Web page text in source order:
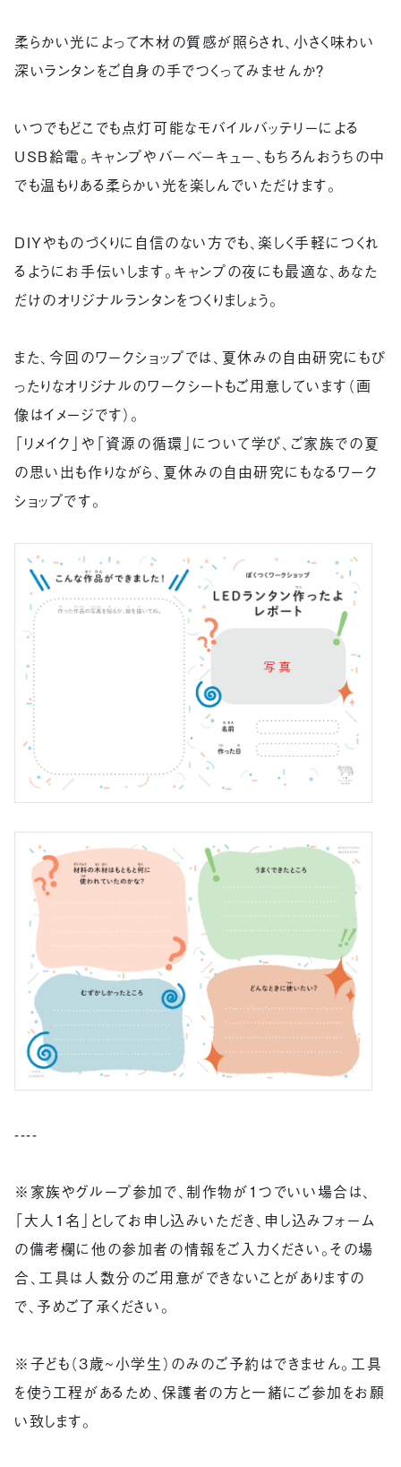
柔らかい光によって木材の質感が照らされ、小さく味わい
深いランタンをご自身の手でつくってみませんか？
いつでもどこでも点灯可能なモバイルバッテリーによる
USB給電。キャンプやバーベーキュー、もちろんおうちの中
でも温もりある柔らかい光を楽しんでいただけます。
DIYやものづくりに自信のない方でも、楽しく手軽につくれ
るようにお手伝いします。キャンプの夜にも最適な、あなた
だけのオリジナルランタンをつくりましょう。
また、今回のワークショップでは、夏休みの自由研究にもぴ
ったりなオリジナルのワークシートもご用意しています（画
像はイメージです）。
「リメイク」や「資源の循環」について学び、ご家族での夏
の思い出も作りながら、夏休みの自由研究にもなるワーク
ショップです。
----
※家族やグループ参加で、制作物が1つでいい場合は、
「大人1名」としてお申し込みいただき、申し込みフォーム
の備考欄に他の参加者の情報をご入力ください。その場
合、工具は人数分のご用意ができないことがありますの
で、予めご了承ください。
※子ども（3歳~小学生）のみのご予約はできません。工具
を使う工程があるため、保護者の方と一緒にご参加をお願
い致します。